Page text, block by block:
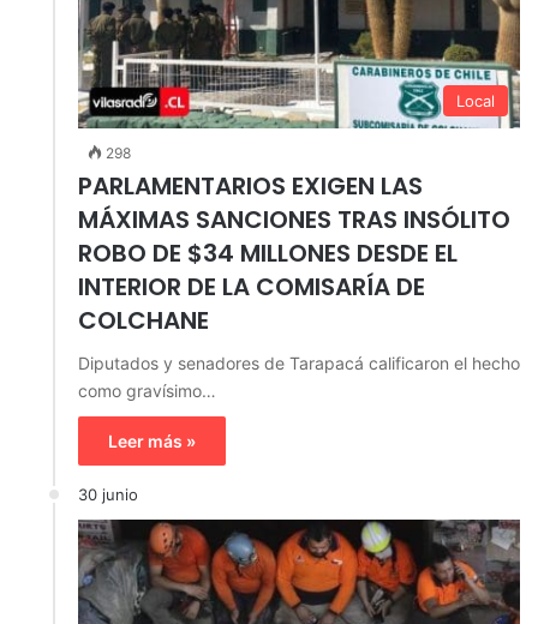
Local
298
PARLAMENTARIOS EXIGEN LAS
MÁXIMAS SANCIONES TRAS INSÓLITO
ROBO DE $34 MILLONES DESDE EL
INTERIOR DE LA COMISARÍA DE
COLCHANE
Diputados y senadores de Tarapacá calificaron el hecho
como gravísimo…
Leer más »
30 junio